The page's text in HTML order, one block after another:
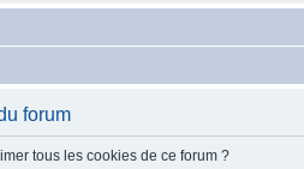
forum
tous les cookies de ce forum ?